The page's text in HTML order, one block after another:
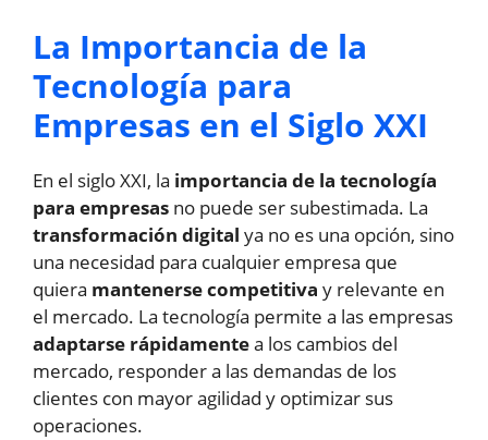
La Importancia de la
Tecnología para
Empresas en el Siglo XXI
En el siglo XXI, la importancia de la tecnología
para empresas no puede ser subestimada. La
transformación digital ya no es una opción, sino
una necesidad para cualquier empresa que
quiera mantenerse competitiva y relevante en
el mercado. La tecnología permite a las empresas
adaptarse rápidamentea los cambios del
mercado, responder a las demandas de los
clientes con mayor agilidad y optimizar sus
operaciones.